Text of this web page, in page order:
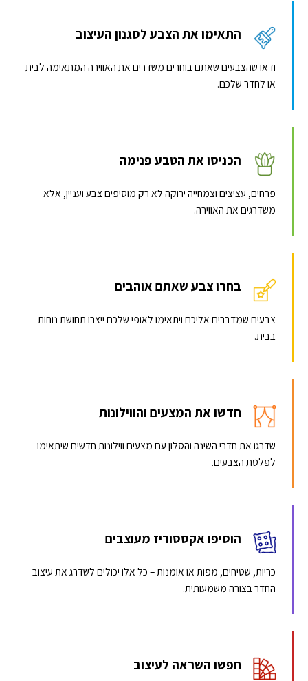
התאימו את הצבע לסגנון העיצוב
ודאו שהצבעים שאתם בוחרים משדרים את האווירה המתאימה לבית
או לחדר שלכם.
הכניסו את הטבע פנימה
פרחים, עציצים וצמחייה ירוקה לא רק מוסיפים צבע ועניין, אלא
משדרגים את האווירה.
בחרו צבע שאתם אוהבים
צבעים שמדברים אליכם ויתאימו לאופי שלכם ייצרו תחושת נוחות
בבית.
חדשו את המצעים והווילונות
שדרגו את חדרי השינה והסלון עם מצעים ווילונות חדשים שיתאימו
לפלטת הצבעים.
הוסיפו אקססוריז מעוצבים
כריות, שטיחים, מפות או אומנות – כל אלו יכולים לשדרג את עיצוב
החדר בצורה משמעותית.
חפשו השראה לעיצוב